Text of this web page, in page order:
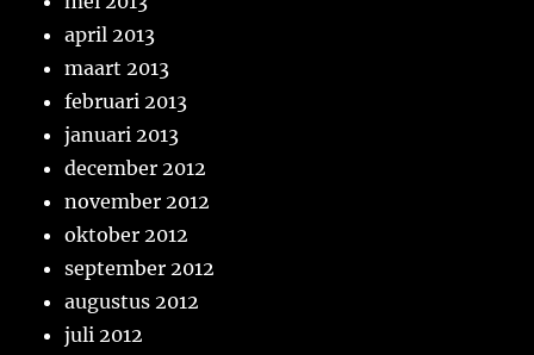
april 2013
maart 2013
februari 2013
januari 2013
december 2012
november 2012
oktober 2012
september 2012
augustus 2012
juli 2012